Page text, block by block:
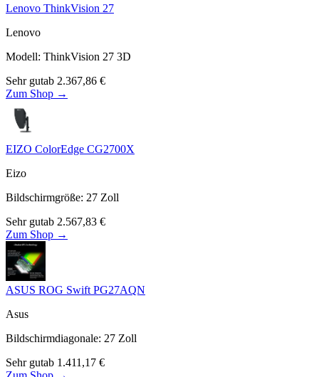
Lenovo ThinkVision 27
Lenovo
Modell: ThinkVision 27 3D
Sehr gutab 2.367,86 €
Zum Shop →
EIZO ColorEdge CG2700X
Eizo
Bildschirmgröße: 27 Zoll
Sehr gutab 2.567,83 €
Zum Shop →
ASUS ROG Swift PG27AQN
Asus
Bildschirmdiagonale: 27 Zoll
Sehr gutab 1.411,17 €